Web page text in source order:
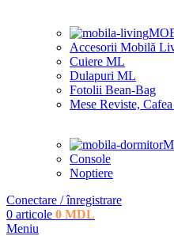
Accesorii Mobilă
Cuiere ML
Dulapuri ML
Fotolii Bean-Bag
Mese Reviste,
Console
Noptiere
Conectare / înregistrare
0 articole 0 MDL
Meniu